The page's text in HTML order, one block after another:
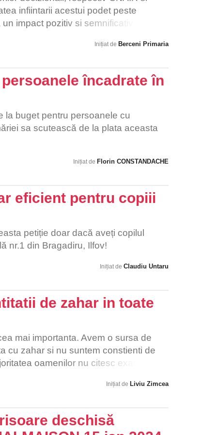
infiintarii acestui podet peste
impact pozitiv si semnificativ asupra
Inițiat de Berceni Primaria
încadrate în
la buget pentru persoanele cu
sa scutească de la plata aceasta
Inițiat de Florin CONSTANDACHE
eficient pentru copiii
petiție doar dacă aveți copilul
nr.1 din Bragadiru, Ilfov!
Inițiat de Claudiu Untaru
de zahar in toate
mai importanta. Avem o sursa de
cu zahar si nu suntem constienti de
oamenilor nu citesc exact ce
ne OTRAVESC ! Copii primesc prin
Inițiat de Liviu Zimcea
deschisă